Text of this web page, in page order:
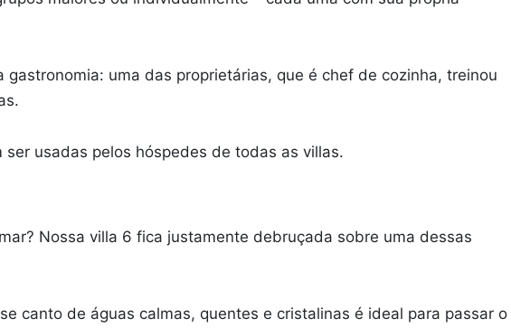
uma das proprietárias, que é chef de cozinha, treinou
usadas pelos hóspedes de todas as villas.
Nossa villa 6 fica justamente debruçada sobre uma dessas
canto de águas calmas, quentes e cristalinas é ideal para passar o